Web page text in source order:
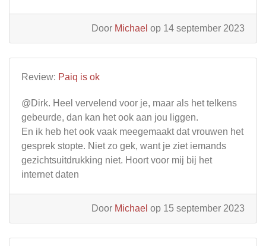
Door Michael op 14 september 2023
Review: Paiq is ok
@Dirk. Heel vervelend voor je, maar als het telkens
gebeurde, dan kan het ook aan jou liggen.
En ik heb het ook vaak meegemaakt dat vrouwen het
gesprek stopte. Niet zo gek, want je ziet iemands
gezichtsuitdrukking niet. Hoort voor mij bij het
internet daten
Door Michael op 15 september 2023